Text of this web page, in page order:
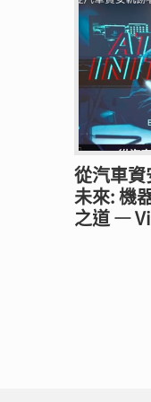
從汽車
未來: 機
之道 —